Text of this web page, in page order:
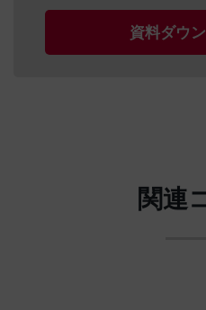
資料ダウ
関連